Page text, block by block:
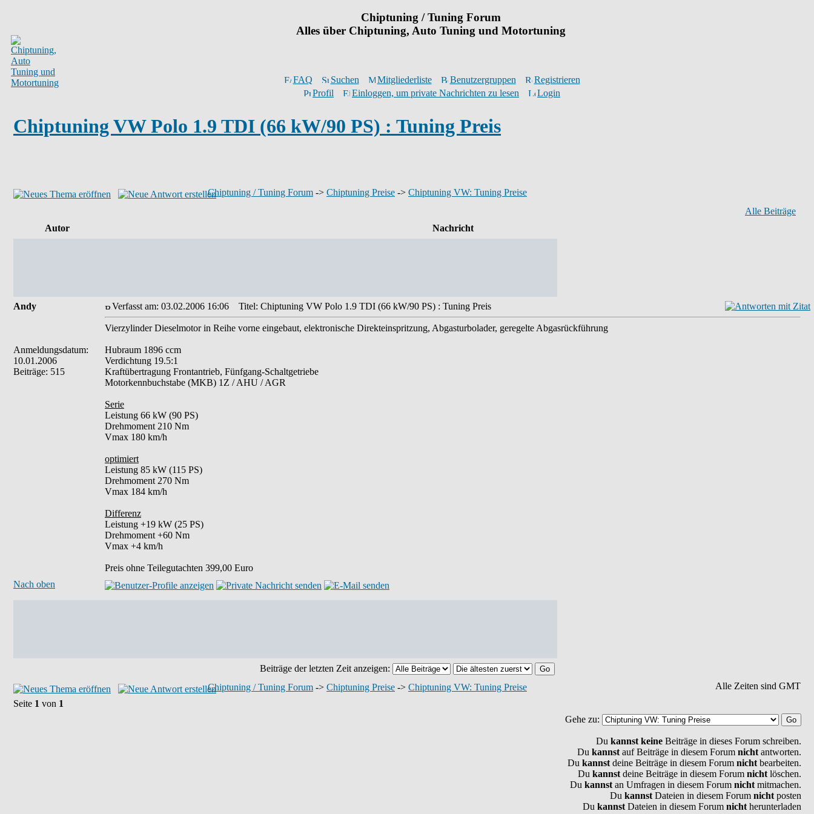
Chiptuning / Tuning Forum
Alles über Chiptuning, Auto Tuning und Motortuning
FAQ Suchen Mitgliederliste Benutzergruppen
Registrieren
Profil
Einloggen, um private Nachrichten zu lesen Login
Chiptuning VW Polo 1.9 TDI (66 kW/90 PS) : Tuning Preis
Chiptuning / Tuning Forum -> Chiptuning Preise -> Chiptuning VW: Tuning Preise
Alle Beiträge
Autor
Nachricht
Andy
Anmeldungsdatum:
10.01.2006
Beiträge: 515
Verfasst am: 03.02.2006 16:06 Titel: Chiptuning VW Polo 1.9 TDI (66 kW/90 PS) : Tuning Preis
Vierzylinder Dieselmotor in Reihe vorne eingebaut, elektronische Direkteinspritzung, Abgasturbolader, geregelte Abgasrückführung
Hubraum 1896 ccm
Verdichtung 19.5:1
Kraftübertragung Frontantrieb, Fünfgang-Schaltgetriebe
Motorkennbuchstabe (MKB) 1Z / AHU / AGR
Serie
Leistung 66 kW (90 PS)
Drehmoment 210 Nm
Vmax 180 km/h
optimiert
Leistung 85 kW (115 PS)
Drehmoment 270 Nm
Vmax 184 km/h
Differenz
Leistung +19 kW (25 PS)
Drehmoment +60 Nm
Vmax +4 km/h
Preis ohne Teilegutachten 399,00 Euro
Nach oben
Beiträge der letzten Zeit anzeigen:
Chiptuning / Tuning Forum -> Chiptuning Preise -> Chiptuning VW: Tuning Preise
Alle Zeiten sind GMT
Seite 1 von 1
Gehe zu:
Du kannst keine Beiträge in dieses Forum schreiben.
Du kannst auf Beiträge in diesem Forum nicht antworten.
Du kannst deine Beiträge in diesem Forum nicht bearbeiten.
Du kannst deine Beiträge in diesem Forum nicht löschen.
Du kannst an Umfragen in diesem Forum nicht mitmachen.
Du kannst Dateien in diesem Forum nicht posten
Du kannst Dateien in diesem Forum nicht herunterladen